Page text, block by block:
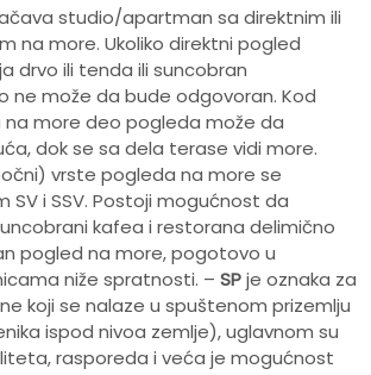
studio/apartman sa direktnim ili
na more. Ukoliko direktni pogled
drvo ili tenda ili suncobran
ne može da bude odgovoran. Kod
more deo pogleda može da
dok se sa dela terase vidi more.
vrste pogleda na more se
SV i SSV. Postoji mogućnost da
kafea i restorana delimično
pogled na more, pogotovo u
niže spratnosti. – SPje oznaka za
koji se nalaze u spuštenom prizemlju
ispod nivoa zemlje), uglavnom su
rasporeda i veća je mogućnost